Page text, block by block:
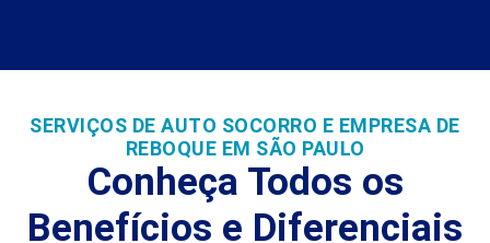
SERVIÇOS DE AUTO SOCORRO E EMPRESA DE
REBOQUE EM SÃO PAULO
Conheça Todos os
Benefícios e Diferenciais